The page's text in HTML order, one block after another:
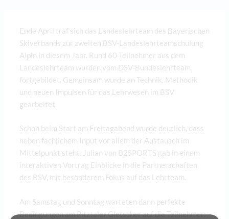
Ende April traf sich das Landeslehrteam des Bayerischen
Skiverbands zur zweiten BSV-Landeslehrteamschulung
Alpin in diesem Jahr. Rund 60 Teilnehmer aus dem
Landeslehrteam wurden vom DSV-Bundeslehrteam
fortgebildet. Gemeinsam wurde an Technik, Methodik
und neuen Impulsen für das Lehrwesen im BSV
gearbeitet.
Schon beim Start am Freitagabend wurde deutlich, dass
neben fachlichem Input vor allem der Austausch im
Mittelpunkt steht. Julian von B2SPORTS gab in einem
interaktiven Vortrag Einblicke in die Partnerschaften
des BSV, mit besonderem Fokus auf das Lehrteam.
Am Samstag und Sonntag warteten dann perfekte
Bedingungen am Pitztaler Gletscher auf die Teilnehmer: